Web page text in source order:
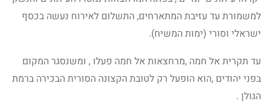
למשמורת עד עזיבת המתארחים, התשלום לאירוח נעשה בכסף
ישראלי וסורי (ימות המשיח).
עד תקרית אל חמה ,מרחצאות אל חמה פעלו , ומשנסגר המקום
בפני יהודים ,הוא הופעל רק לטובת הקצונה הסורית הבכירה ברמת
הגולן .